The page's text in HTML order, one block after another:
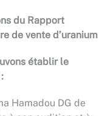
du Rapport
de vente d’uranium
établir le
Hamadou DG de